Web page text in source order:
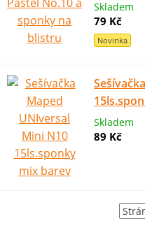
Skladem
79 Kč
Novinka
Skladem
89 Kč